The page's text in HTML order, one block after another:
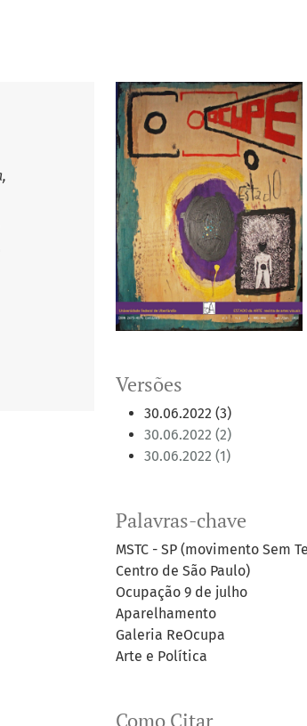
Versões
30.06.2022 (3)
30.06.2022 (2)
30.06.2022 (1)
Palavras-chave
MSTC - SP (movimento Sem
Centro de São Paulo)
Ocupação 9 de julho
Aparelhamento
Galeria ReOcupa
Arte e Política
Como Citar